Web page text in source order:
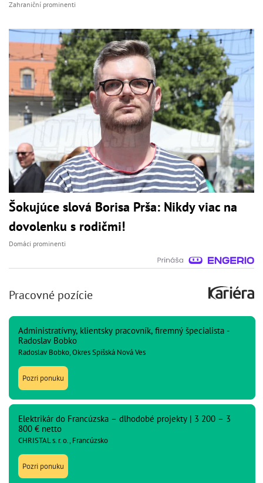
Zahraniční prominenti
Šokujúce slová Borisa Prša: Nikdy viac na
dovolenku s rodičmi!
Domáci prominenti
Pracovné pozície
Administratívny, klientsky pracovník, firemný špecialista -
Radoslav Bobko
Radoslav Bobko, Okres Spišská Nová Ves
Pozri ponuku
Elektrikár do Francúzska – dlhodobé projekty | 3 200 – 3
800 € netto
CHRISTAL s. r. o., Francúzsko
Pozri ponuku